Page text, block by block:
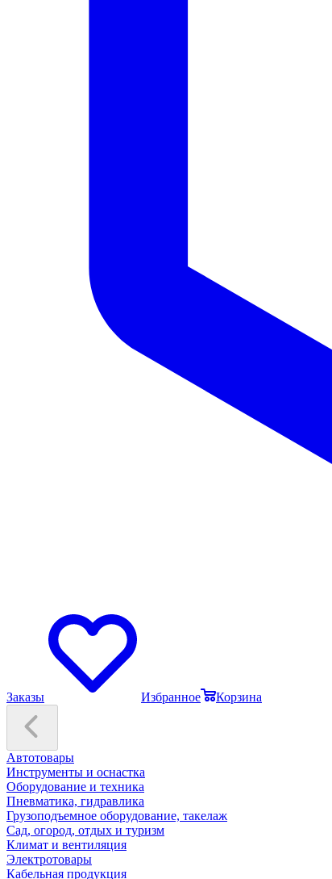
Заказы Избранное Корзина
Автотовары
Инструменты и оснастка
Оборудование и техника
Пневматика, гидравлика
Грузоподъемное оборудование, такелаж
Сад, огород, отдых и туризм
Климат и вентиляция
Электротовары
Кабельная продукция